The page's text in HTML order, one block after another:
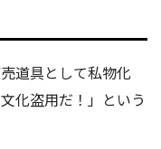
道具として私物化
化盗用だ！」という